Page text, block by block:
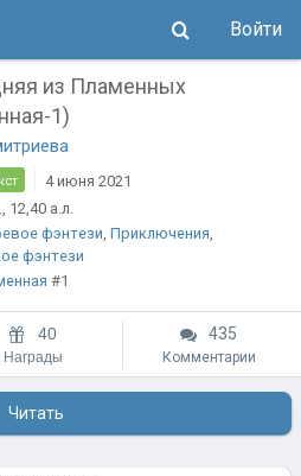
Войти
из Пламенных
1)
4 июня 2021
, 12,40 а.л.
фэнтези, Приключения,
фэнтези
#1
40
Награды
435
Комментарии
Читать